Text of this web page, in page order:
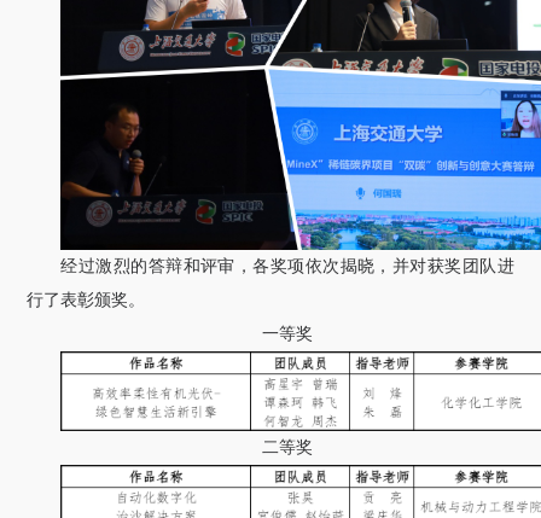
经过激烈的答辩和评审，各奖项依次揭晓，并对获奖团队进
行了表彰颁奖。
一等奖
二等奖